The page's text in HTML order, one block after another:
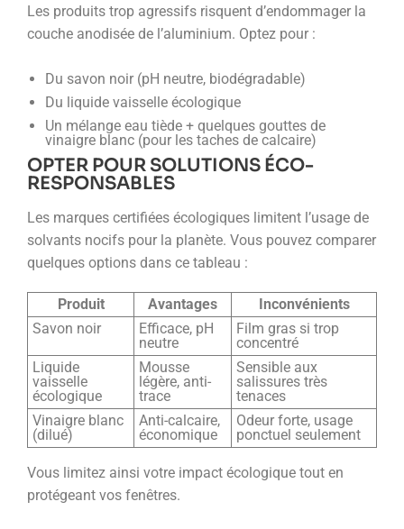
Les produits trop agressifs risquent d’endommager la
couche anodisée de l’aluminium. Optez pour :
Du savon noir (pH neutre, biodégradable)
Du liquide vaisselle écologique
Un mélange eau tiède + quelques gouttes de
vinaigre blanc (pour les taches de calcaire)
OPTER POUR SOLUTIONS ÉCO-
RESPONSABLES
Les marques certifiées écologiques limitent l’usage de
solvants nocifs pour la planète. Vous pouvez comparer
quelques options dans ce tableau :
Produit Avantages
Inconvénients
Savon noir
Efficace, pH
neutre
Film gras si trop
concentré
Liquide
vaisselle
écologique
Mousse
légère, anti-
trace
Sensible aux
salissures très
tenaces
Vinaigre blanc
(dilué)
Anti-calcaire,
économique
Odeur forte, usage
ponctuel seulement
Vous limitez ainsi votre impact écologique tout en
protégeant vos fenêtres.